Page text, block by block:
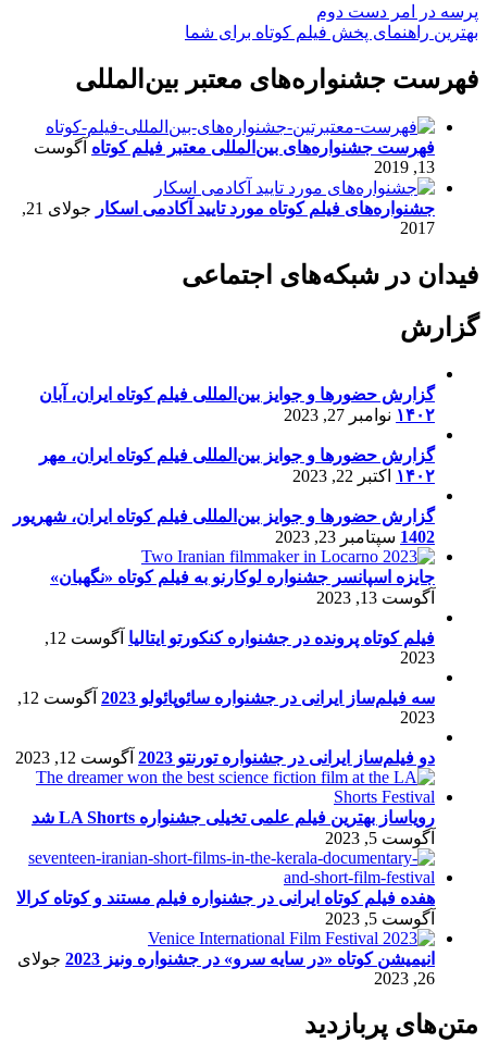
پرسه در امر دست دوم
بهترین راهنمای پخش فیلم کوتاه برای شما
فهرست جشنواره‌های معتبر بین‌المللی
فهرست جشنواره‌های بین‌المللی معتبر فیلم کوتاه آگوست
13, 2019
جشنواره‌های فیلم کوتاه مورد تایید آکادمی اسکار
جولای 21,
2017
فیدان در شبکه‌های اجتماعی
گزارش
گزارش حضورها و جوایز بین‌المللی فیلم کوتاه ایران، آبان
۱۴۰۲ نوامبر 27, 2023
گزارش حضورها و جوایز بین‌المللی فیلم کوتاه ایران، مهر
۱۴۰۲ اکتبر 22, 2023
گزارش حضورها و جوایز بین‌المللی فیلم کوتاه ایران، شهریور
1402 سپتامبر 23, 2023
جایزه اسپانسر جشنواره لوکارنو به فیلم کوتاه «نگهبان»
آگوست 13, 2023
فیلم کوتاه پرونده در جشنواره کنکورتو ایتالیا
آگوست 12,
2023
سه فیلم‌ساز ایرانی در جشنواره سائوپائولو 2023
آگوست 12,
2023
دو فیلم‌ساز ایرانی در جشنواره تورنتو 2023 آگوست 12, 2023
رویاساز بهترین فیلم علمی تخیلی جشنواره LA Shorts شد
آگوست 5, 2023
هفده فیلم کوتاه ایرانی در جشنواره فیلم مستند و کوتاه کرالا
آگوست 5, 2023
انیمیشن کوتاه «در سایه سرو» در جشنواره ونیز 2023
جولای
26, 2023
متن‌های پربازدید